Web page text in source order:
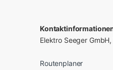
Elektro Seeger
Routenplaner